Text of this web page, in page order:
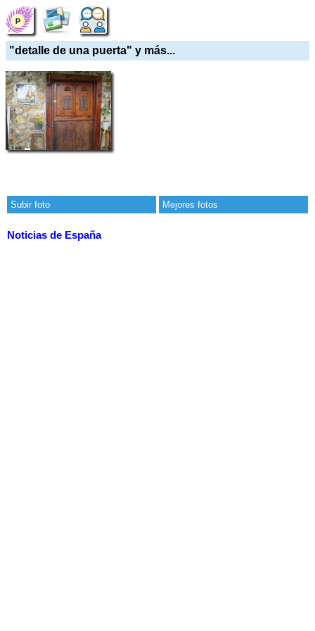
"detalle de una puerta" y más...
Subir foto Mejores fotos
Noticias de España